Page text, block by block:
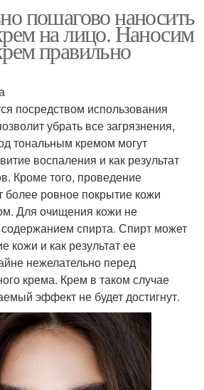
пошагово наносить
на лицо. Наносим
правильно
посредством использования
убрать все загрязнения,
тональным кремом могут
воспаления и как результат
Кроме того, проведение
более ровное покрытие кожи
Для очищения кожи не
содержанием спирта. Спирт может
кожи и как результат ее
нежелательно перед
крема. Крем в таком случае
эффект не будет достигнут.